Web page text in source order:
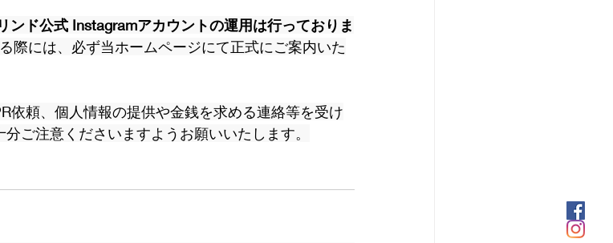
ンド公式 Instagramアカウントの運用は行っておりま
際には、必ず当ホームページにて正式にご案内いた
依頼、個人情報の提供や金銭を求める連絡等を受け
ご注意くださいますようお願いいたします。